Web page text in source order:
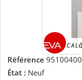
Référence 95100400
État : Neuf